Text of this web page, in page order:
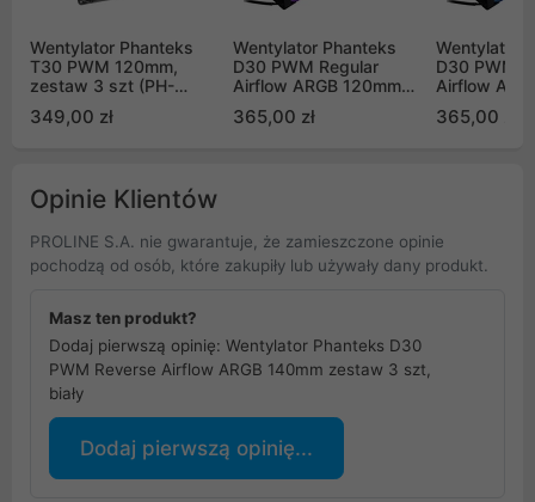
Wentylator Phanteks
T30 PWM 120mm,
zestaw 3 szt (PH-
349,00 zł
Wentylator Phanteks
D30 PWM Regular
Airflow ARGB 120mm
365,00 zł
Wentylator
D30 PWM
Airflow
365,00 zł
Opinie Klientów
PROLINE S.A. nie gwarantuje, że zamieszczone opinie
pochodzą od osób, które zakupiły lub używały dany produkt.
Masz ten produkt?
Dodaj pierwszą opinię: Wentylator Phanteks D30
PWM Reverse Airflow ARGB 140mm zestaw 3 szt,
biały
Dodaj pierwszą opinię...